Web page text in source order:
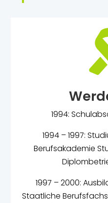
1994:
1994 – 1997:
Berufsakademie
1997 – 2000:
Staatliche